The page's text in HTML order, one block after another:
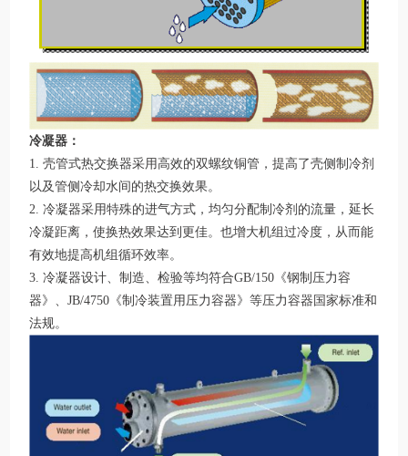
冷凝器：
1. 壳管式热交换器采用高效的双螺纹铜管，提高了壳侧制冷剂
以及管侧冷却水间的热交换效果。
2. 冷凝器采用特殊的进气方式，均匀分配制冷剂的流量，延长
冷凝距离，使换热效果达到更佳。也增大机组过冷度，从而能
有效地提高机组循环效率。
3. 冷凝器设计、制造、检验等均符合GB/150《钢制压力容
器》、JB/4750《制冷装置用压力容器》等压力容器国家标准和
法规。